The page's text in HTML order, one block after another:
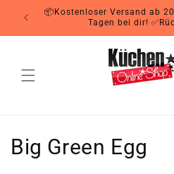
zum
📦Kostenloser Versand ab
Tagen bei dir!
K
Big Green Egg